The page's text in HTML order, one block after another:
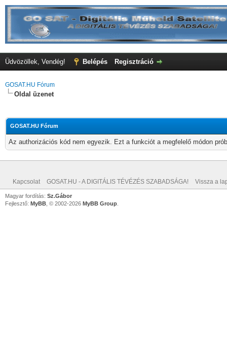
Üdvözöllek, Vendég! Belépés Regisztráció
GOSAT.HU Fórum
Oldal üzenet
GOSAT.HU Fórum
Az authorizációs kód nem egyezik. Ezt a funkciót a megfelelő módon
Kapcsolat GOSAT.HU - A DIGITÁLIS TÉVÉZÉS SZABADSÁGA! Vissza a
Magyar fordítás: Sz.Gábor
Fejlesztő: MyBB , © 2002-2026 MyBB Group